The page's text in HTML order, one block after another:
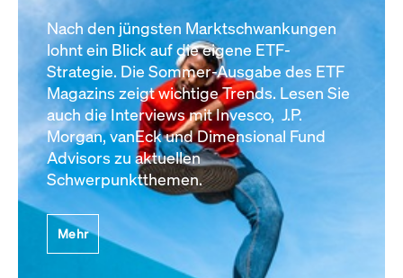
Nach den jüngsten Marktschwankungen
lohnt ein Blick auf die eigene ETF-
Strategie. Die Sommer-Ausgabe des ETF
Magazins zeigt wichtige Trends. Lesen Sie
auch die Interviews mit Invesco, J.P.
Morgan, vanEck und Dimensional Fund
Advisors zu aktuellen
Schwerpunktthemen.
Mehr